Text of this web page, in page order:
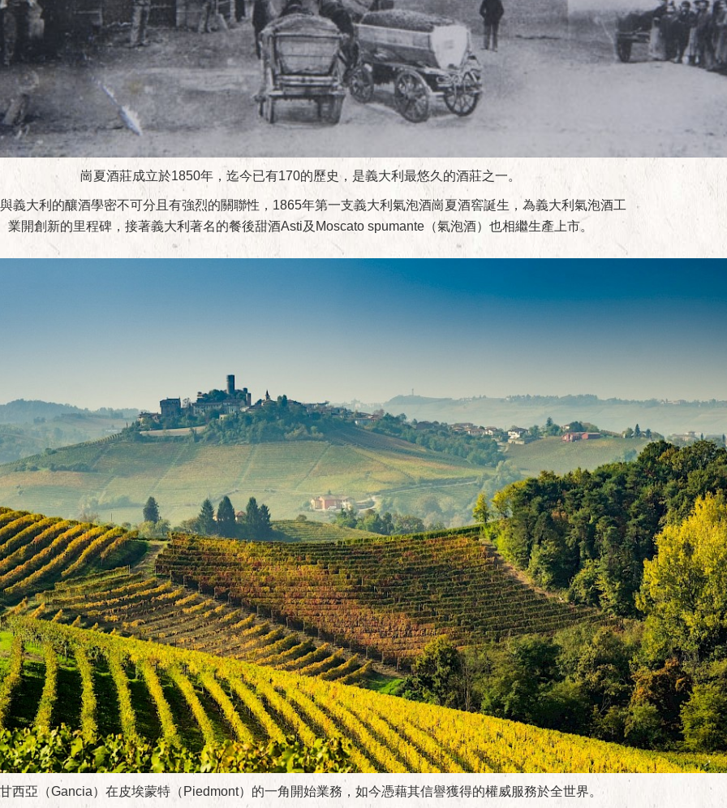
崗夏酒莊成立於1850年，迄今已有170的歷史，是義大利最悠久的酒莊之一。
義大利的釀酒學密不可分且有強烈的關聯性，1865年第一支義大利氣泡酒崗夏酒窖誕生，為義大利氣泡酒工
業開創新的里程碑，接著義大利著名的餐後甜酒Asti及Moscato spumante（氣泡酒）也相繼生產上市。
西亞（Gancia）在皮埃蒙特（Piedmont）的一角開始業務，如今憑藉其信譽獲得的權威服務於全世界。